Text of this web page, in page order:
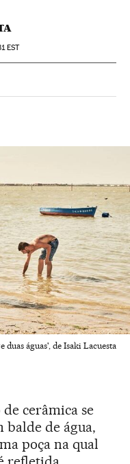
EST
águas', de Isaki Lacuesta
cerâmica se
balde de água,
poça na qual